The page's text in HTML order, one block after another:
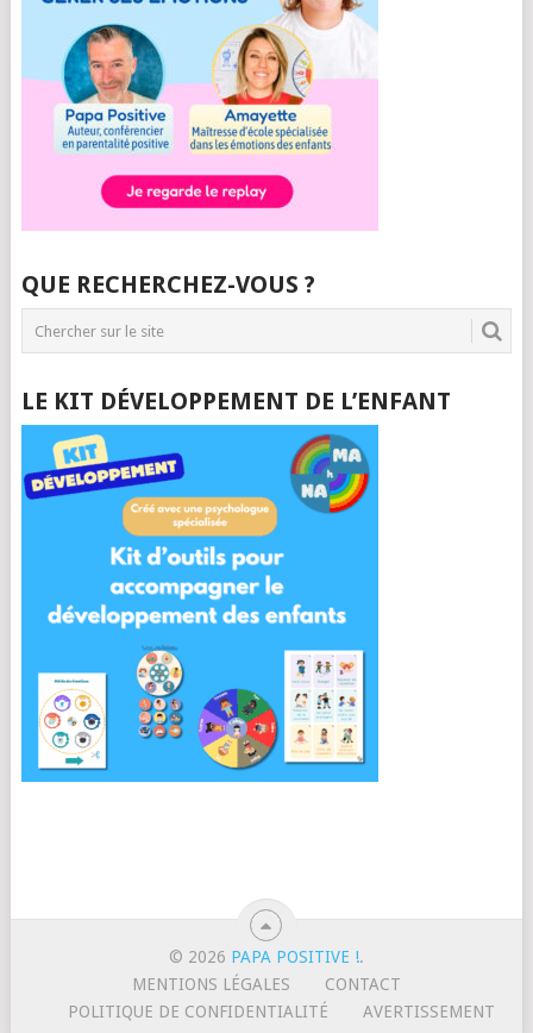
QUE RECHERCHEZ-VOUS ?
LE KIT DÉVELOPPEMENT DE L’ENFANT
© 2026 PAPA POSITIVE !.
MENTIONS LÉGALES
CONTACT
POLITIQUE DE CONFIDENTIALITÉ
AVERTISSEMENT